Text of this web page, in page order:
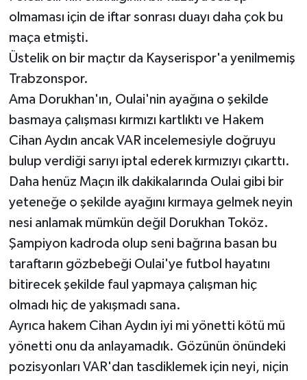
olmaması için de iftar sonrası duayı daha çok bu
maça etmişti.
Üstelik on bir maçtır da Kayserispor'a yenilmemiş
Trabzonspor.
Ama Dorukhan'ın, Oulai'nin ayağına o şekilde
basmaya çalışması kırmızı kartlıktı ve Hakem
Cihan Aydın ancak VAR incelemesiyle doğruyu
bulup verdiği sarıyı iptal ederek kırmızıyı çıkarttı.
Daha henüz Maçın ilk dakikalarında Oulai gibi bir
yeteneğe o şekilde ayağını kırmaya gelmek neyin
nesi anlamak mümkün değil Dorukhan Toköz.
Şampiyon kadroda olup seni bağrına basan bu
taraftarın gözbebeği Oulai'ye futbol hayatını
bitirecek şekilde faul yapmaya çalışman hiç
olmadı hiç de yakışmadı sana.
Ayrıca hakem Cihan Aydın iyi mi yönetti kötü mü
yönetti onu da anlayamadık. Gözünün önündeki
pozisyonları VAR'dan tasdiklemek için neyi, niçin